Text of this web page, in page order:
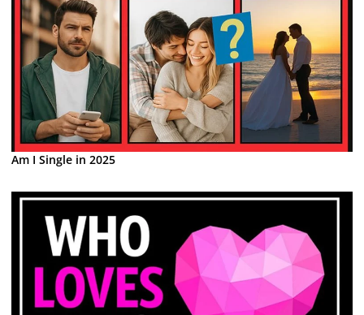
Am I Single in 2025